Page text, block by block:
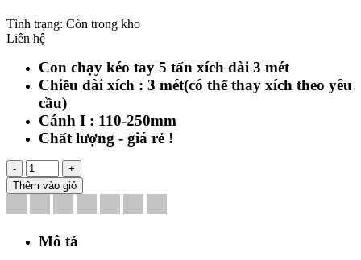
Tình trạng: Còn trong kho
Liên hệ
Con chạy kéo tay 5 tấn xích dài 3 mét
Chiều dài xích : 3 mét(có thể thay xích theo yêu
cầu)
Cánh I : 110-250mm
Chất lượng - giá rẻ !
-
+
Thêm vào giỏ
Mô tả